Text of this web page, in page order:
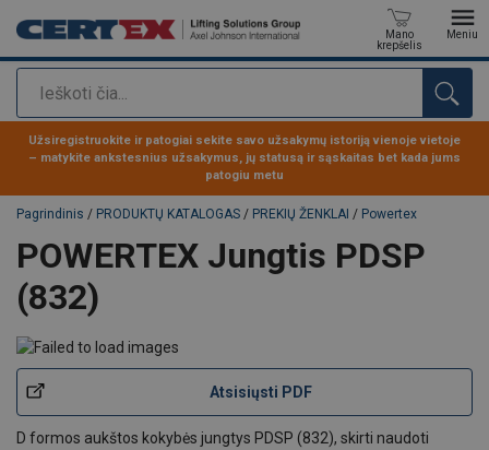
Paieška
Mano
krepšelis
Meniu
Produktas buvo pridėtas prie jūsų užklausos
Užsiregistruokite ir patogiai sekite savo užsakymų istoriją vienoje vietoje
– matykite ankstesnius užsakymus, jų statusą ir sąskaitas bet kada jums
patogiu metu
Pagrindinis / PRODUKTŲ KATALOGAS / PREKIŲ ŽENKLAI / Powertex
POWERTEX Jungtis PDSP
(832)
Atsisiųsti PDF
D formos aukštos kokybės jungtys PDSP (832), skirti naudoti